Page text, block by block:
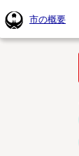
ホームページ
市の概要